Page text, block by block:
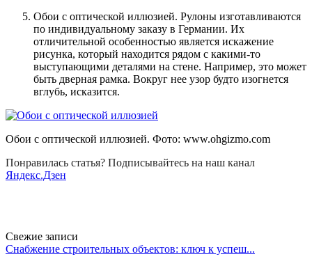
Обои с оптической иллюзией. Рулоны изготавливаются
по индивидуальному заказу в Германии. Их
отличительной особенностью является искажение
рисунка, который находится рядом с какими-то
выступающими деталями на стене. Например, это может
быть дверная рамка. Вокруг нее узор будто изогнется
вглубь, исказится.
Обои с оптической иллюзией. Фото: www.ohgizmo.com
Понравилась статья? Подписывайтесь на наш канал
Яндекс.Дзен
Свежие записи
Снабжение строительных объектов: ключ к успеш...